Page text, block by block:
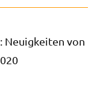
Neuigkeiten von